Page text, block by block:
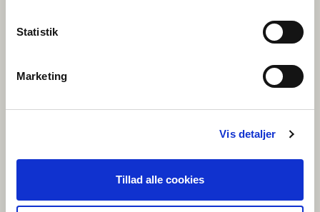
Statistik
Marketing
Vis detaljer
Tillad alle cookies
norden.se
FÖRENINGEN NORDEN PÅ ÅLAND
NUNAT AVANNARLERMIOQATIGIIT